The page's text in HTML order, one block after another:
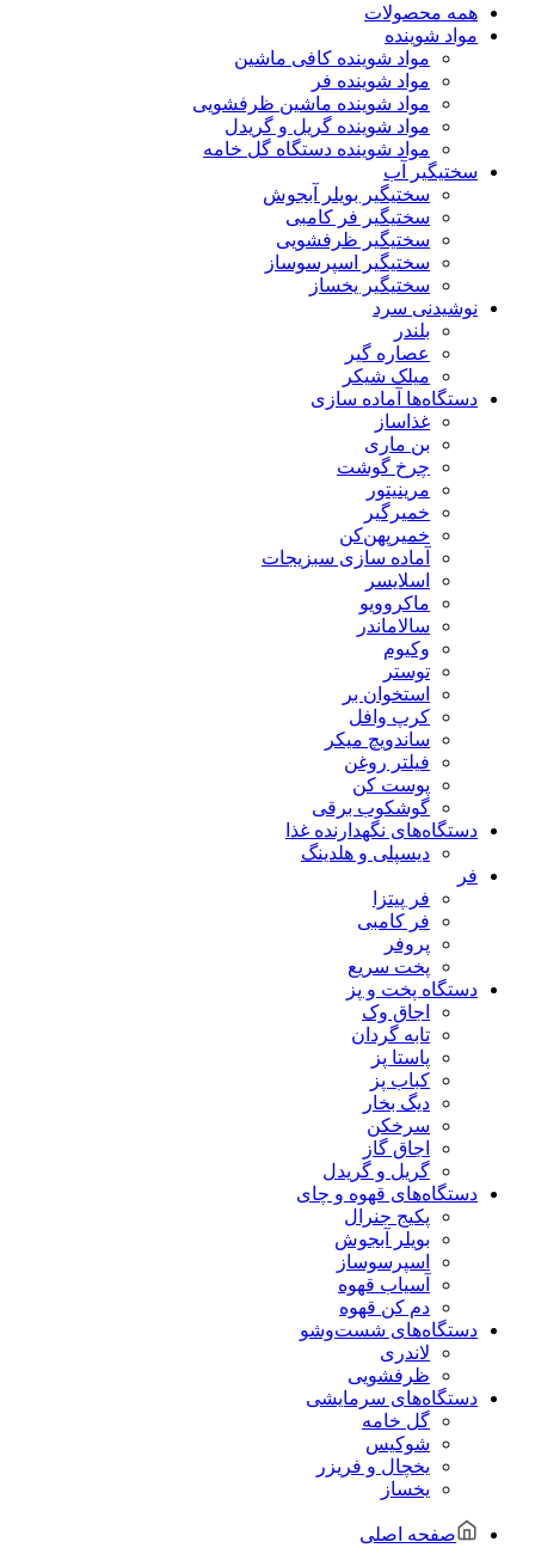
همه محصولات
مواد شوینده
مواد شوینده کافی ماشین
مواد شوینده فر
مواد شوینده ماشین ظرفشویی
مواد شوینده گریل و گریدل
مواد شوینده دستگاه گل خامه
سختیگیر آب
سختیگیر بویلر آبجوش
سختیگیر فر کامبی
سختیگیر ظرفشویی
سختیگیر اسپرسوساز
سختیگیر یخساز
نوشیدنی سرد
بلندر
عصاره گیر
میلک شیکر
دستگاه‌ها آماده سازی
غذاساز
بن ماری
چرخ گوشت
مرینیتور
خمیرگیر
خمیر‌پهن‌کن
آماده سازی سبزیجات
اسلایسر
ماکروویو
سالاماندر
وکیوم
توستر
استخوان بر
کرپ وافل
ساندویچ میکر
فیلتر روغن
پوست کن
گوشکوب برقی
دستگاه‌های نگهدارنده غذا
دیسپلی و هلدینگ
فر
فر پیتزا
فر کامبی
پروفر
پخت سریع
دستگاه‌ پخت و پز
اجاق وک
تابه گردان
پاستا پز
کباب پز
دیگ بخار
سرخکن
اجاق گاز
گریل و گریدل
دستگاه‌های قهوه و چای
پکیج جنرال
بویلر آبجوش
اسپرسوساز
آسیاب قهوه
دم کن قهوه
دستگاه‌های شست‌و‌شو
لاندری
ظرفشویی
دستگاه‌های سرمایشی
گل خامه
شوکیس
یخچال و فریزر
یخساز
صفحه اصلی